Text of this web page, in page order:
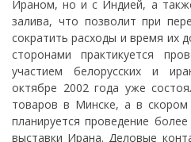
Ираном, но и с Индией, а
залива, что позволит при
сократить расходы и время их
сторонами практикуется
участием белорусских и
октябре 2002 года уже
товаров в Минске, а в
планируется проведение
выставки Ирана. Деловые